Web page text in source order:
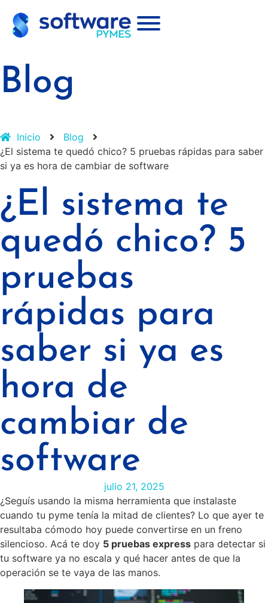
Blog
Inicio
Blog
¿El sistema te quedó chico? 5 pruebas rápidas para saber
si ya es hora de cambiar de software
¿El sistema te
quedó chico? 5
pruebas
rápidas para
saber si ya es
hora de
cambiar de
software
julio 21, 2025
¿Seguís usando la misma herramienta que instalaste
cuando tu pyme tenía la mitad de clientes? Lo que ayer te
resultaba cómodo hoy puede convertirse en un freno
silencioso. Acá te doy 5 pruebas express para detectar si
tu software ya no escala y qué hacer antes de que la
operación se te vaya de las manos.